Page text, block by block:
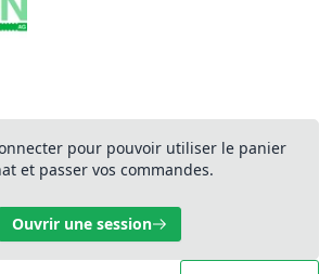
pour pouvoir utiliser le panier
et passer vos commandes.
Ouvrir une session